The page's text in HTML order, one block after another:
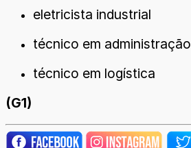
eletricista industrial
técnico em administração
técnico em logística
(G1)